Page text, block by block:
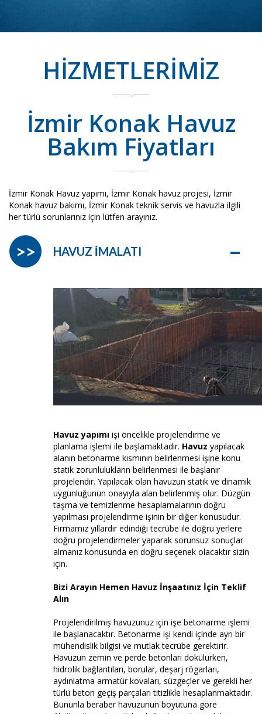
HİZMETLERİMİZ
İzmir Konak Havuz
Bakım Fiyatları
İzmir Konak Havuz yapımı, İzmir Konak havuz projesi, İzmir
Konak havuz bakımı, İzmir Konak teknik servis ve havuzla ilgili
her türlü sorunlarınız için lütfen arayınız.
HAVUZ İMALATI –
>>
Havuz yapımı işi öncelikle projelendirme ve
planlama işlemi ile başlamaktadır. Havuz yapılacak
alanın betonarme kısmının belirlenmesi işine konu
statik zorunlulukların belirlenmesi ile başlanır
projelendir. Yapılacak olan havuzun statik ve dinamik
uygunluğunun onayıyla alan belirlenmiş olur. Düzgün
taşma ve temizlenme hesaplamalarının doğru
yapılması projelendirme işinin bir diğer konusudur.
Firmamız yıllardır edindiği tecrübe ile doğru yerlere
doğru projelendirmeler yaparak sorunsuz sonuçlar
almanız konusunda en doğru seçenek olacaktır sizin
için.
Bizi Arayın Hemen Havuz İnşaatınız İçin Teklif
Alın
Projelendirilmiş havuzunuz için işe betonarme işlemi
ile başlanacaktır. Betonarme işi kendi içinde ayrı bir
mühendislik bilgisi ve mutlak tecrübe gerektirir.
Havuzun zemin ve perde betonları dökülürken,
hidrolik bağlantıları, borular, deşarj rögarları,
aydınlatma armatür kovaları, süzgeçler ve gerekli her
türlü beton geçiş parçaları titizlikle hesaplanmaktadır.
Bununla beraber havuzunun boyutuna göre